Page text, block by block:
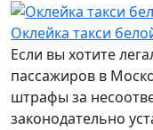
Оклейка такси
Если вы хотите
пассажиров в
штрафы за
законодательно